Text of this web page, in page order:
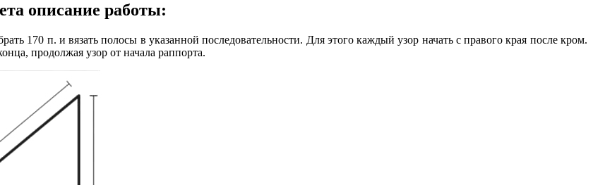
описание работы:
170 п. и вязать полосы в указанной последовательности. Для этого каждый узор начать с правого края после кром.
продолжая узор от начала раппорта.